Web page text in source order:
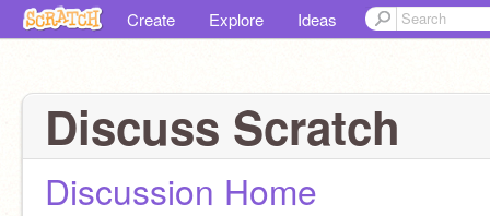
Create Explore Ideas
Discuss Scratch
Discussion Home